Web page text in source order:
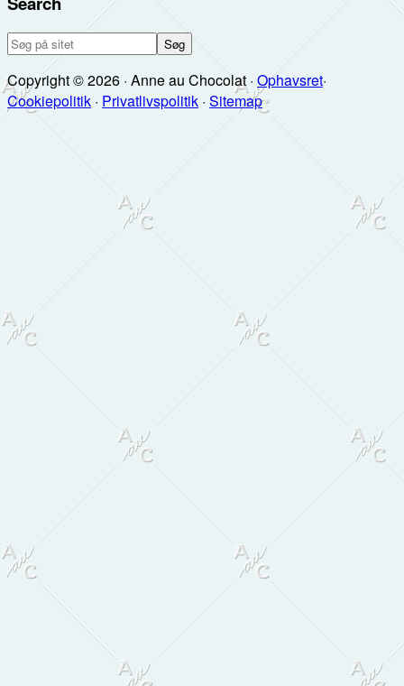
Søg
sitet
Copyright © 2026 · Anne au Chocolat · Ophavsret·
Cookiepolitik · Privatlivspolitik · Sitemap